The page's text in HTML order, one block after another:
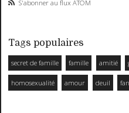
S'abonner au flux ATOM
Tags populaires
secret de famille famille amitié
homosexualité amour deuil